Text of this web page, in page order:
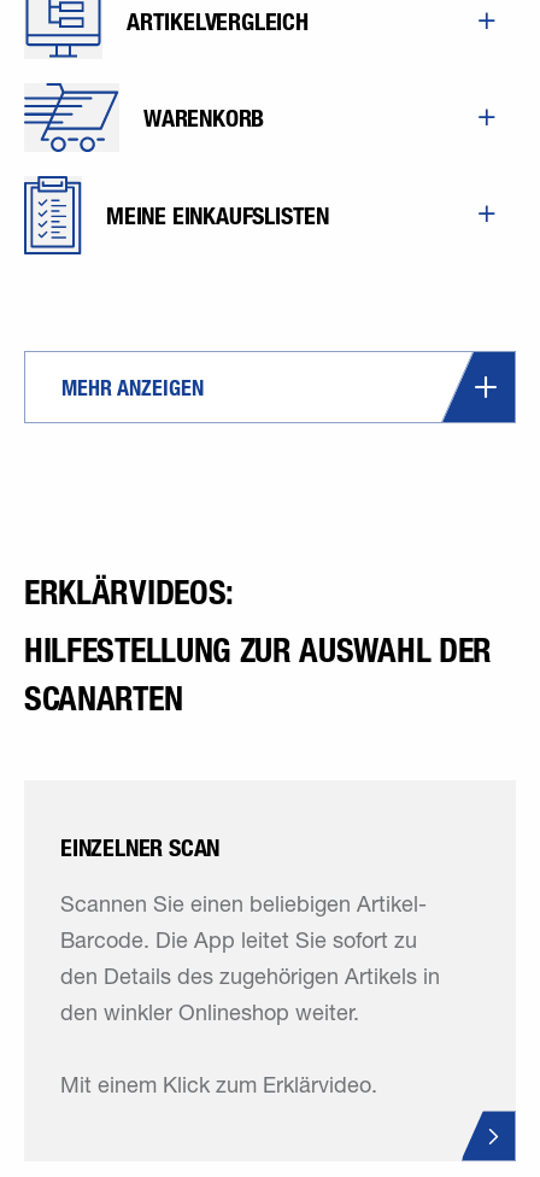
ARTIKELVERGLEICH
WARENKORB
MEINE EINKAUFSLISTEN
MEHR ANZEIGEN
ERKLÄRVIDEOS:
HILFESTELLUNG ZUR AUSWAHL DER
SCANARTEN
EINZELNER SCAN
Scannen Sie einen beliebigen Artikel-
Barcode. Die App leitet Sie sofort zu
den Details des zugehörigen Artikels in
den winkler Onlineshop weiter.
Mit einem Klick zum Erklärvideo.